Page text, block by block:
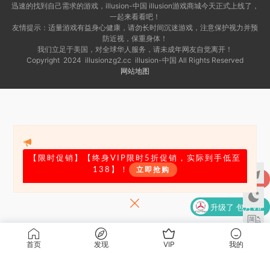
迅速的找到自己需求的游戏，illusion-中国 illusion游戏商城今天正式上线了，
一起来看看吧！
友情提示：适量游戏有益身心健康，请勿长时间沉迷游戏，注意保护视力并预
防近视，保重身体！
我们立足于美国，对全球华人服务，请未成年网友自觉离开！
Copyright 2024 illusionzg2.cc illusion-中国 All Rights Reserved
网站地图
首页 发现 VIP 我的
【限时促销 】【终身VIP限时5折促销，实际到手低至
138】！
立即抢购
升级了 包月VIP
升级了 包月VIP
升级了 包月VIP